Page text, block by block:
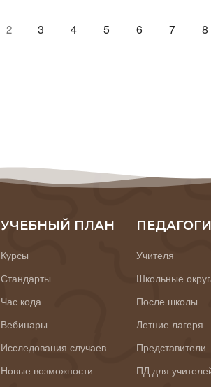
2 3 4 5 6 7 8
УЧЕБНЫЙ ПЛАН
Курсы
Стандарты
Час кода
Вебинары
Исследования случаев
Новые возможности
ПЕДАГОГИ
Учителя
Школьные
После школы
Летние лагеря
Представители
ПД для